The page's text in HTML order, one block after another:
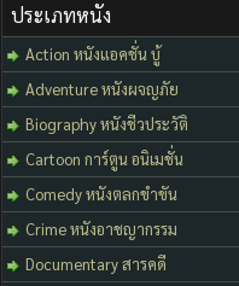
ประเภทหนัง
Action หนังแอคชั่น บู้
Adventure หนังผจญภัย
Biography หนังชีวประวัติ
Cartoon การ์ตูน อนิเมชั่น
Comedy หนังตลกขำขัน
Crime หนังอาชญากรรม
Documentary สารคดี